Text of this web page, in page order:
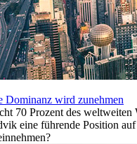
Dominanz wird zunehmen
70 Prozent des weltweiten
eine führende Position